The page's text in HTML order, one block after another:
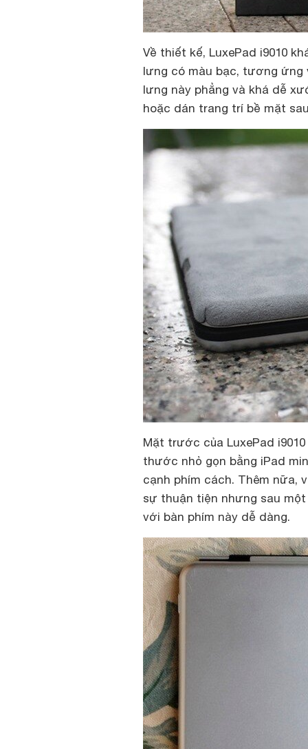
Về thiết kế, LuxePad i9010
lưng có màu bạc, tương ứng
lưng này phẳng và khá dễ
hoặc dán trang trí bề mặt
Mặt trước của LuxePad
thước nhỏ gọn bằng iPad
cạnh phím cách. Thêm nữa,
sự thuận tiện nhưng sau
với bàn phím này dễ dàng.